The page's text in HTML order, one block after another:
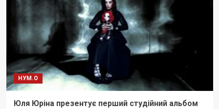
НУМ.О
Юля Юріна презентує перший студійний альбом